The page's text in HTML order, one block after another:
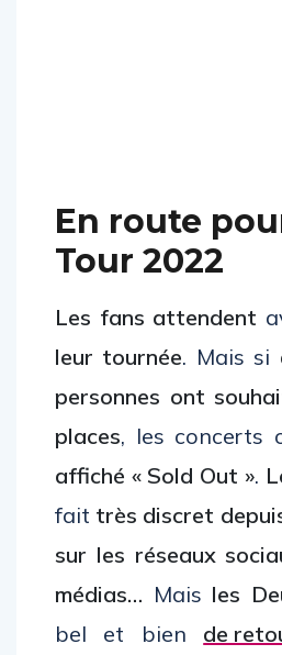
En route
Tour 2022
Les fans attendent
leur tournée. Mais si
personnes ont
places, les concerts
affiché « Sold Out ».
fait très discret
sur les réseaux
médias… Mais les
bel et bien de